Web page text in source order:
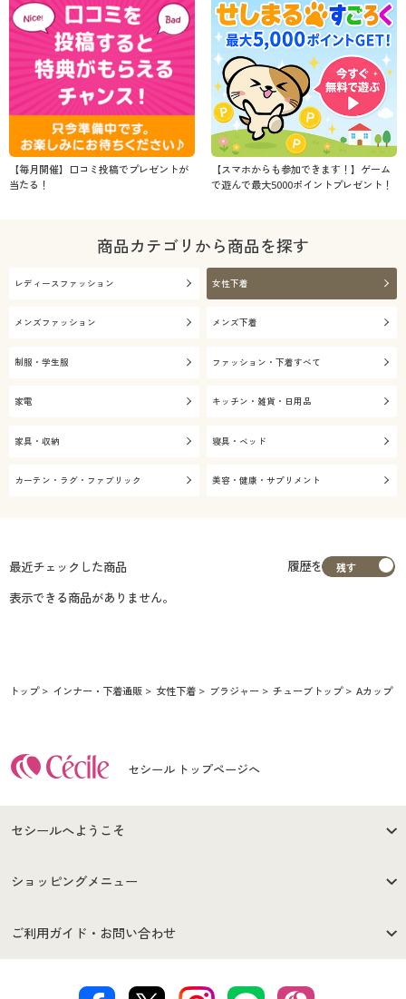
【毎月開催】口コミ投稿でプレゼントが
当たる！
【スマホからも参加できます！】ゲーム
で遊んで最大5000ポイントプレゼント！
商品カテゴリから商品を探す
レディースファッション 女性下着
メンズファッション メンズ下着
制服・学生服 ファッション・下着すべて
家電 キッチン・雑貨・日用品
家具・収納 寝具・ベッド
カーテン・ラグ・ファブリック 美容・健康・サプリメント
最近チェックした商品
履歴を
表示できる商品がありません。
トップ インナー・下着通販 女性下着 ブラジャー チューブトップ Aカップ
セシール トップページへ
セシールへようこそ
はじめての方へ
セシールご利用規約
ショッピングメニュー
商品カテゴリ
ご利用ガイド・お問い合わせ